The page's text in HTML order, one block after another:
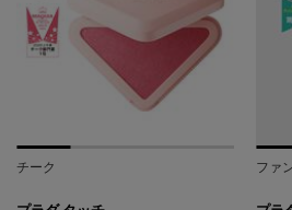
チーク ファ